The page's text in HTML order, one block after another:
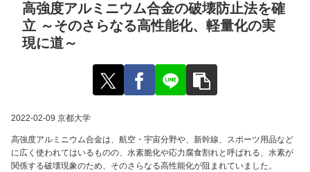
高強度アルミニウム合金の破壊防止法を確
立 ～そのさらなる高性能化、軽量化の実
現に道～
2022-02-09 京都大学
高強度アルミニウム合金は、航空・宇宙分野や、新幹線、スポーツ用品など
に広く使われてはいるものの、水素脆化や応力腐食割れと呼ばれる、水素が
関係する破壊現象のため、そのさらなる高性能化が阻まれていました。